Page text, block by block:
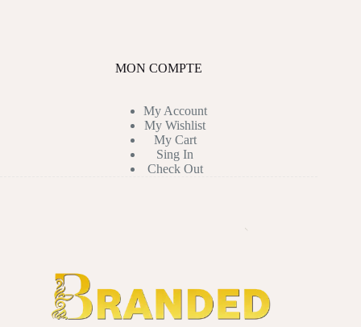
MON COMPTE
My Account
My Wishlist
My Cart
Sing In
Check Out